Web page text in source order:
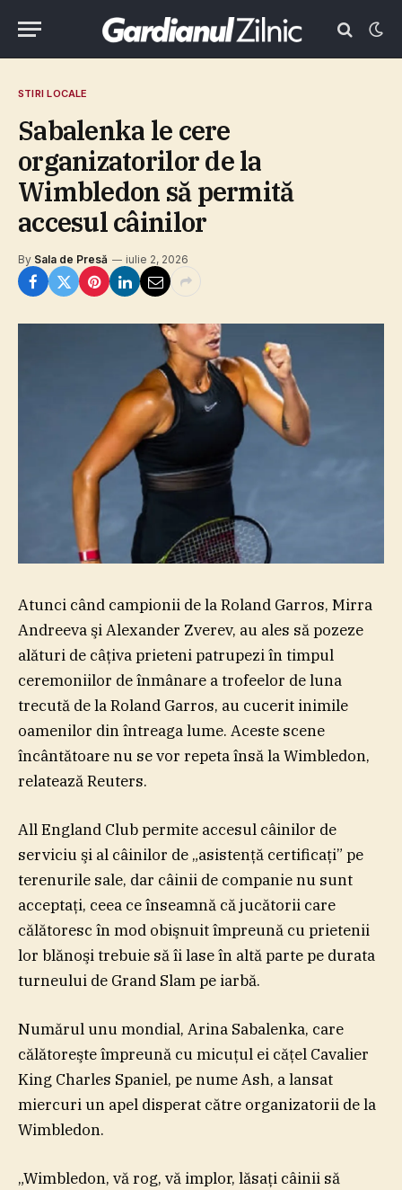
STIRI LOCALE
Sabalenka le cere
organizatorilor de la
Wimbledon să permită
accesul câinilor
By Sala de Presă iulie 2, 2026
Atunci când campionii de la Roland Garros, Mirra
Andreeva şi Alexander Zverev, au ales să pozeze
alături de câţiva prieteni patrupezi în timpul
ceremoniilor de înmânare a trofeelor de luna
trecută de la Roland Garros, au cucerit inimile
oamenilor din întreaga lume. Aceste scene
încântătoare nu se vor repeta însă la Wimbledon,
relatează Reuters.
All England Club permite accesul câinilor de
serviciu şi al câinilor de „asistenţă certificaţi” pe
terenurile sale, dar câinii de companie nu sunt
acceptaţi, ceea ce înseamnă că jucătorii care
călătoresc în mod obişnuit împreună cu prietenii
lor blănoşi trebuie să îi lase în altă parte pe durata
turneului de Grand Slam pe iarbă.
Numărul unu mondial, Arina Sabalenka, care
călătoreşte împreună cu micuţul ei căţel Cavalier
King Charles Spaniel, pe nume Ash, a lansat
miercuri un apel disperat către organizatorii de la
Wimbledon.
„Wimbledon, vă rog, vă implor, lăsaţi câinii să